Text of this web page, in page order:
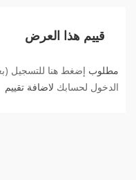
قييم هذا العرض
مطلوب إضغط هنا للتسجيل
الدخول لحسابك لاضافة تقييم